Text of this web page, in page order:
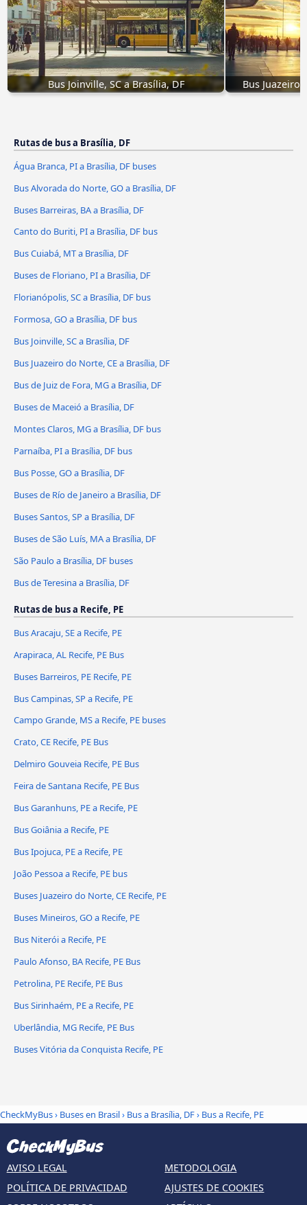
Bus Joinville, SC a Brasília, DF Bus Juazeiro
Rutas de bus a Brasília, DF
Água Branca, PI a Brasília, DF buses
Bus Alvorada do Norte, GO a Brasília, DF
Buses Barreiras, BA a Brasília, DF
Canto do Buriti, PI a Brasília, DF bus
Bus Cuiabá, MT a Brasília, DF
Buses de Floriano, PI a Brasília, DF
Florianópolis, SC a Brasília, DF bus
Formosa, GO a Brasília, DF bus
Bus Joinville, SC a Brasília, DF
Bus Juazeiro do Norte, CE a Brasília, DF
Bus de Juiz de Fora, MG a Brasília, DF
Buses de Maceió a Brasília, DF
Montes Claros, MG a Brasília, DF bus
Parnaíba, PI a Brasília, DF bus
Bus Posse, GO a Brasília, DF
Buses de Río de Janeiro a Brasília, DF
Buses Santos, SP a Brasília, DF
Buses de São Luís, MA a Brasília, DF
São Paulo a Brasília, DF buses
Bus de Teresina a Brasília, DF
Rutas de bus a Recife, PE
Bus Aracaju, SE a Recife, PE
Arapiraca, AL Recife, PE Bus
Buses Barreiros, PE Recife, PE
Bus Campinas, SP a Recife, PE
Campo Grande, MS a Recife, PE buses
Crato, CE Recife, PE Bus
Delmiro Gouveia Recife, PE Bus
Feira de Santana Recife, PE Bus
Bus Garanhuns, PE a Recife, PE
Bus Goiânia a Recife, PE
Bus Ipojuca, PE a Recife, PE
João Pessoa a Recife, PE bus
Buses Juazeiro do Norte, CE Recife, PE
Buses Mineiros, GO a Recife, PE
Bus Niterói a Recife, PE
Paulo Afonso, BA Recife, PE Bus
Petrolina, PE Recife, PE Bus
Bus Sirinhaém, PE a Recife, PE
Uberlândia, MG Recife, PE Bus
Buses Vitória da Conquista Recife, PE
CheckMyBus› Buses en Brasil› Bus a Brasília, DF› Bus a Recife, PE
AVISO LEGAL
POLÍTICA DE PRIVACIDAD
METODOLOGIA
AJUSTES DE COOKIES